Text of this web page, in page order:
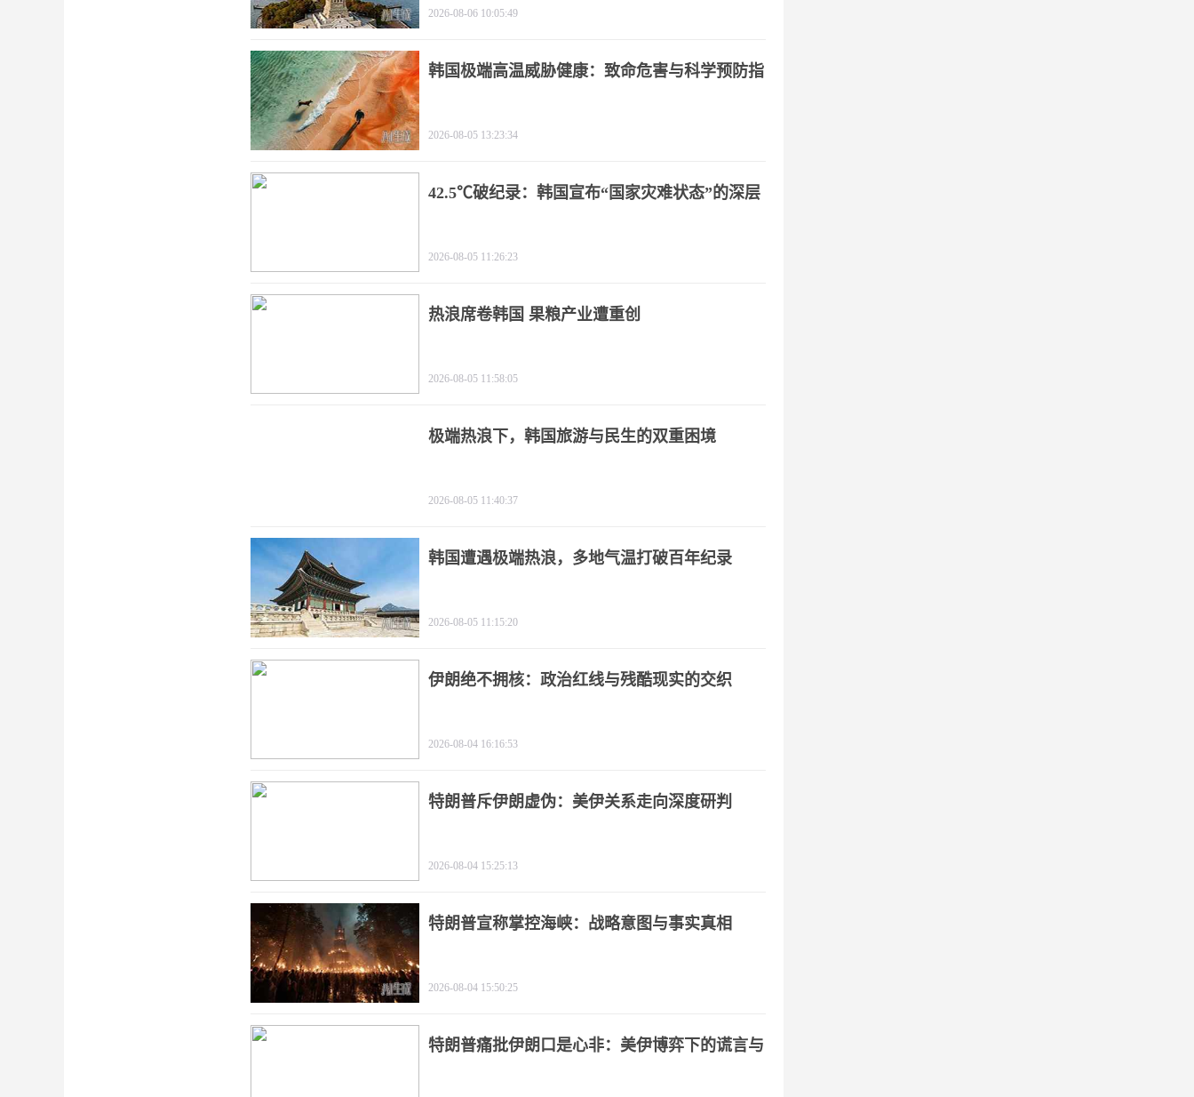
2026-08-06 10:05:49
韩国极端高温威胁健康：致命危害与科学预防指
2026-08-05 13:23:34
42.5℃破纪录：韩国宣布“国家灾难状态”的深层
2026-08-05 11:26:23
热浪席卷韩国 果粮产业遭重创
2026-08-05 11:58:05
极端热浪下，韩国旅游与民生的双重困境
2026-08-05 11:40:37
韩国遭遇极端热浪，多地气温打破百年纪录
2026-08-05 11:15:20
伊朗绝不拥核：政治红线与残酷现实的交织
2026-08-04 16:16:53
特朗普斥伊朗虚伪：美伊关系走向深度研判
2026-08-04 15:25:13
特朗普宣称掌控海峡：战略意图与事实真相
2026-08-04 15:50:25
特朗普痛批伊朗口是心非：美伊博弈下的谎言与